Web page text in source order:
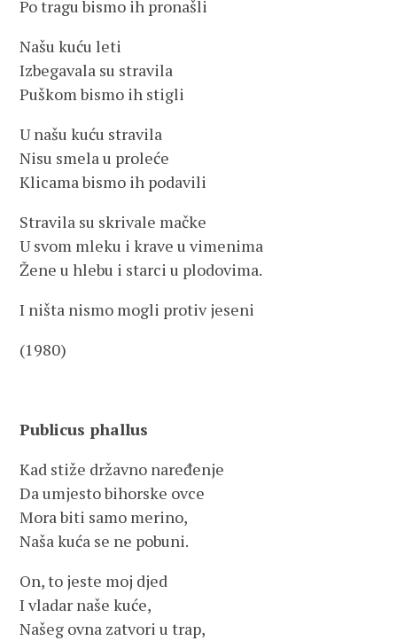
Po tragu bismo ih pronašli
Našu kuću leti
Izbegavala su stravila
Puškom bismo ih stigli
U našu kuću stravila
Nisu smela u proleće
Klicama bismo ih podavili
Stravila su skrivale mačke
U svom mleku i krave u vimenima
Žene u hlebu i starci u plodovima.
I ništa nismo mogli protiv jeseni
(1980)
Publicus phallus
Kad stiže državno naređenje
Da umjesto bihorske ovce
Mora biti samo merino,
Naša kuća se ne pobuni.
On, to jeste moj djed
I vladar naše kuće,
Našeg ovna zatvori u trap,